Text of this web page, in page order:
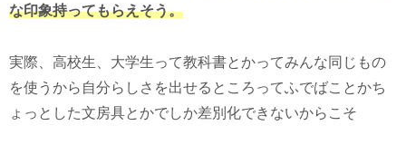
な印象持ってもらえそう。
実際、高校生、大学生って教科書とかってみんな同じもの
を使うから自分らしさを出せるところってふでばことかち
ょっとした文房具とかでしか差別化できないからこそ